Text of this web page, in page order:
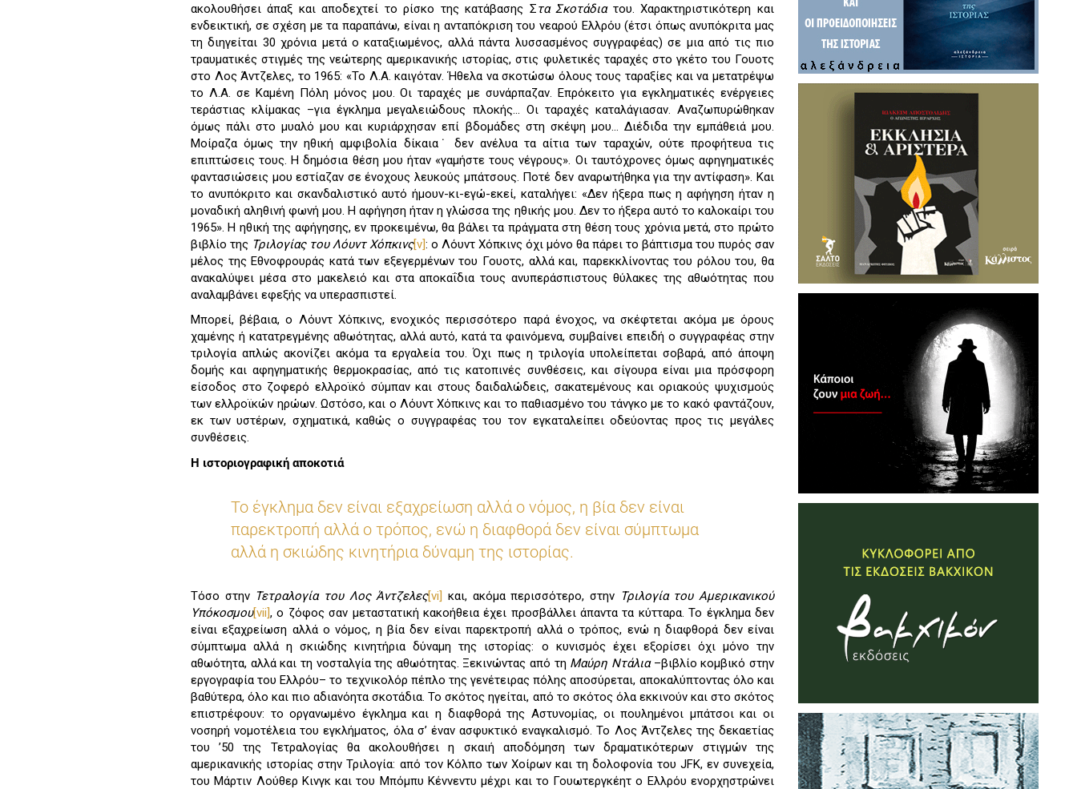
ακολουθήσει άπαξ και αποδεχτεί το ρίσκο της κατάβασης Στα Σκοτάδια του. Χαρακτηριστικότερη και
ενδεικτική, σε σχέση με τα παραπάνω, είναι η ανταπόκριση του νεαρού Ελλρόυ (έτσι όπως ανυπόκριτα μας
τη διηγείται 30 χρόνια μετά ο καταξιωμένος, αλλά πάντα λυσσασμένος συγγραφέας) σε μια από τις πιο
τραυματικές στιγμές της νεώτερης αμερικανικής ιστορίας, στις φυλετικές ταραχές στο γκέτο του Γουοτς
στο Λος Άντζελες, το 1965: «Το Λ.Α. καιγόταν. Ήθελα να σκοτώσω όλους τους ταραξίες και να μετατρέψω
το Λ.Α. σε Καμένη Πόλη μόνος μου. Οι ταραχές με συνάρπαζαν. Επρόκειτο για εγκληματικές ενέργειες
τεράστιας κλίμακας –για έγκλημα μεγαλειώδους πλοκής… Οι ταραχές καταλάγιασαν. Αναζωπυρώθηκαν
όμως πάλι στο μυαλό μου και κυριάρχησαν επί βδομάδες στη σκέψη μου… Διέδιδα την εμπάθειά μου.
Μοίραζα όμως την ηθική αμφιβολία δίκαια˙ δεν ανέλυα τα αίτια των ταραχών, ούτε προφήτευα τις
επιπτώσεις τους. Η δημόσια θέση μου ήταν «γαμήστε τους νέγρους». Οι ταυτόχρονες όμως αφηγηματικές
φαντασιώσεις μου εστίαζαν σε ένοχους λευκούς μπάτσους. Ποτέ δεν αναρωτήθηκα για την αντίφαση». Και
το ανυπόκριτο και σκανδαλιστικό αυτό ήμουν-κι-εγώ-εκεί, καταλήγει: «Δεν ήξερα πως η αφήγηση ήταν η
μοναδική αληθινή φωνή μου. Η αφήγηση ήταν η γλώσσα της ηθικής μου. Δεν το ήξερα αυτό το καλοκαίρι του
1965». Η ηθική της αφήγησης, εν προκειμένω, θα βάλει τα πράγματα στη θέση τους χρόνια μετά, στο πρώτο
βιβλίο της Τριλογίας του Λόυντ Χόπκινς[v]: ο Λόυντ Χόπκινς όχι μόνο θα πάρει το βάπτισμα του πυρός σαν
μέλος της Εθνοφρουράς κατά των εξεγερμένων του Γουοτς, αλλά και, παρεκκλίνοντας του ρόλου του, θα
ανακαλύψει μέσα στο μακελειό και στα αποκαΐδια τους ανυπεράσπιστους θύλακες της αθωότητας που
αναλαμβάνει εφεξής να υπερασπιστεί.
Μπορεί, βέβαια, ο Λόυντ Χόπκινς, ενοχικός περισσότερο παρά ένοχος, να σκέφτεται ακόμα με όρους
χαμένης ή κατατρεγμένης αθωότητας, αλλά αυτό, κατά τα φαινόμενα, συμβαίνει επειδή ο συγγραφέας στην
τριλογία απλώς ακονίζει ακόμα τα εργαλεία του. Όχι πως η τριλογία υπολείπεται σοβαρά, από άποψη
δομής και αφηγηματικής θερμοκρασίας, από τις κατοπινές συνθέσεις, και σίγουρα είναι μια πρόσφορη
είσοδος στο ζοφερό ελλροϊκό σύμπαν και στους δαιδαλώδεις, σακατεμένους και οριακούς ψυχισμούς
των ελλροϊκών ηρώων. Ωστόσο, και ο Λόυντ Χόπκινς και το παθιασμένο του τάνγκο με το κακό φαντάζουν,
εκ των υστέρων, σχηματικά, καθώς ο συγγραφέας του τον εγκαταλείπει οδεύοντας προς τις μεγάλες
συνθέσεις.
Η ιστοριογραφική αποκοτιά
Το έγκλημα δεν είναι εξαχρείωση αλλά ο νόμος, η βία δεν είναι
παρεκτροπή αλλά ο τρόπος, ενώ η διαφθορά δεν είναι σύμπτωμα
αλλά η σκιώδης κινητήρια δύναμη της ιστορίας.
Τόσο στην Τετραλογία του Λος Άντζελες[vi] και, ακόμα περισσότερο, στην Τριλογία του Αμερικανικού
Υπόκοσμου[vii], ο ζόφος σαν μεταστατική κακοήθεια έχει προσβάλλει άπαντα τα κύτταρα. Το έγκλημα δεν
είναι εξαχρείωση αλλά ο νόμος, η βία δεν είναι παρεκτροπή αλλά ο τρόπος, ενώ η διαφθορά δεν είναι
σύμπτωμα αλλά η σκιώδης κινητήρια δύναμη της ιστορίας: ο κυνισμός έχει εξορίσει όχι μόνο την
αθωότητα, αλλά και τη νοσταλγία της αθωότητας. Ξεκινώντας από τη Μαύρη Ντάλια–βιβλίο κομβικό στην
εργογραφία του Ελλρόυ– το τεχνικολόρ πέπλο της γενέτειρας πόλης αποσύρεται, αποκαλύπτοντας όλο και
βαθύτερα, όλο και πιο αδιανόητα σκοτάδια. Το σκότος ηγείται, από το σκότος όλα εκκινούν και στο σκότος
επιστρέφουν: το οργανωμένο έγκλημα και η διαφθορά της Αστυνομίας, οι πουλημένοι μπάτσοι και οι
νοσηρή νομοτέλεια του εγκλήματος, όλα σ’ έναν ασφυκτικό εναγκαλισμό. Το Λος Άντζελες της δεκαετίας
του ’50 της Τετραλογίας θα ακολουθήσει η σκαιή αποδόμηση των δραματικότερων στιγμών της
αμερικανικής ιστορίας στην Τριλογία: από τον Κόλπο των Χοίρων και τη δολοφονία του JFK, εν συνεχεία,
του Μάρτιν Λούθερ Κινγκ και του Μπόμπυ Κέννεντυ μέχρι και το Γουωτεργκέητ ο Ελλρόυ ενορχηστρώνει